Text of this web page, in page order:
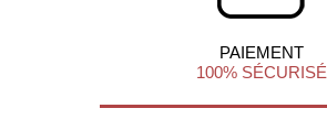
PAIEMENT
100% SÉCURISÉ